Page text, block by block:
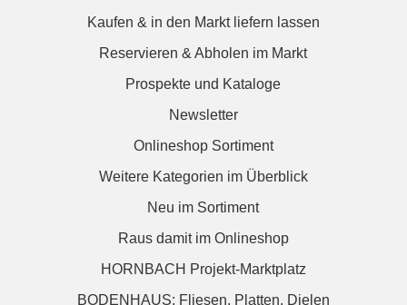
Kaufen & in den Markt liefern lassen
Reservieren & Abholen im Markt
Prospekte und Kataloge
Newsletter
Onlineshop Sortiment
Weitere Kategorien im Überblick
Neu im Sortiment
Raus damit im Onlineshop
HORNBACH Projekt-Marktplatz
BODENHAUS: Fliesen. Platten. Dielen